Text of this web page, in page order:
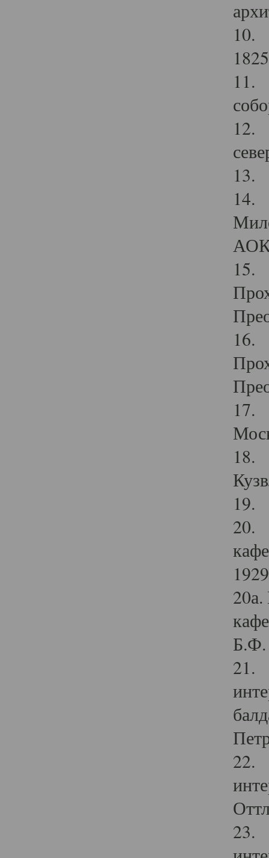
10.
11.
12.
13.
14.
15.
16.
17.
18.
19.
20.
Б.Ф.
21.
22.
23.